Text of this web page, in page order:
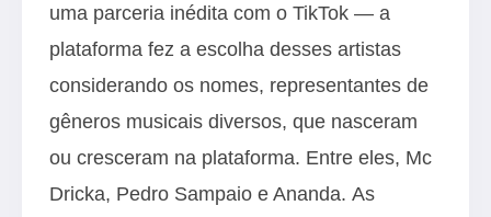
uma parceria inédita com o TikTok — a
plataforma fez a escolha desses artistas
considerando os nomes, representantes de
gêneros musicais diversos, que nasceram
ou cresceram na plataforma. Entre eles, Mc
Dricka, Pedro Sampaio e Ananda. As